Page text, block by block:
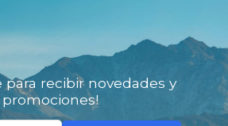
para recibir novedades y
promociones!